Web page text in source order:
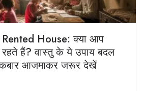
House: क्या आप
हैं? वास्तु के ये उपाय बदल
आजमाकर जरूर देखें